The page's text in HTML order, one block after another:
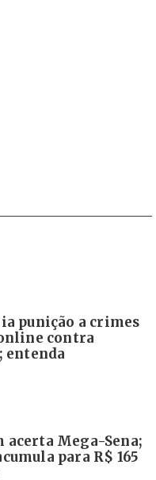
punição a crimes
contra
entenda
acerta Mega-Sena;
para R$ 165